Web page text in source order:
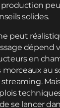
solides.
peut
dépend
en
au
se lancer